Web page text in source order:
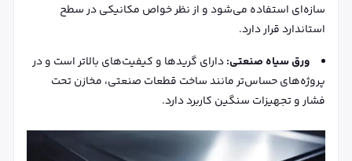
سازه‌ای استفاده می‌شود و از نظر خواص مکانیکی در سطح
استاندارد قرار دارد.
ورق سیاه صنعتی:دارای گریدها و کیفیت‌های بالاتر است و در
پروژه‌های حساس‌تر مانند ساخت قطعات صنعتی، مخازن تحت
فشار و تجهیزات سنگین کاربرد دارد.